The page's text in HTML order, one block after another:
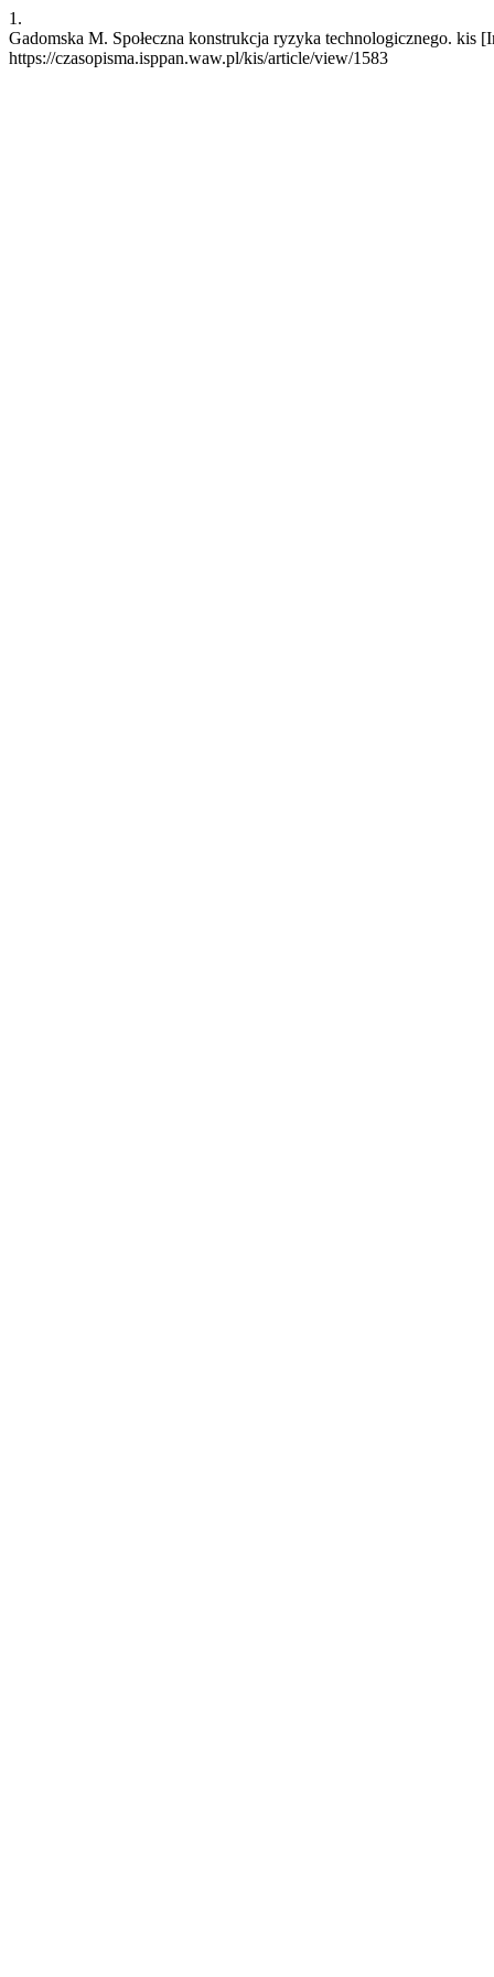
1.
Gadomska M. Społeczna konstrukcja ryzyka technologicznego. kis
https://czasopisma.isppan.waw.pl/kis/article/view/1583